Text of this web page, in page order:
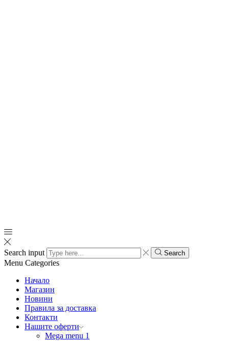
Search input Search
Menu Categories
Начало
Магазин
Новини
Правила за доставка
Контакти
Нашите оферти
Mega menu 1